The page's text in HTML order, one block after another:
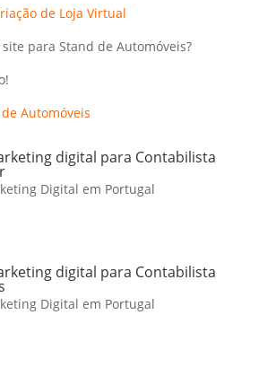
de Loja Virtual
para Stand de Automóveis?
Automóveis
digital para Contabilista
Digital em Portugal
digital para Contabilista
Digital em Portugal